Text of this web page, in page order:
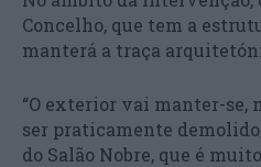
Concelho, que tem a
manterá a traça
“O exterior vai manter-se,
ser praticamente
do Salão Nobre, que é